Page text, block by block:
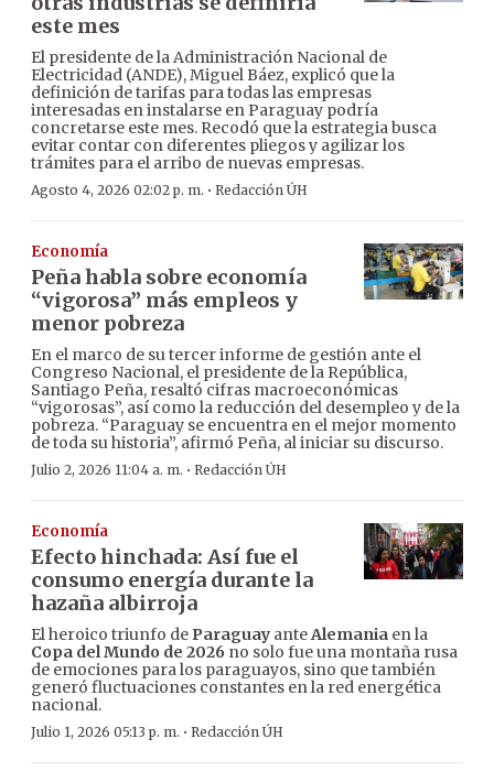
este mes
El presidente de la Administración Nacional de
Electricidad (ANDE), Miguel Báez, explicó que la
definición de tarifas para todas las empresas
interesadas en instalarse en Paraguay podría
concretarse este mes. Recodó que la estrategia busca
evitar contar con diferentes pliegos y agilizar los
trámites para el arribo de nuevas empresas.
Agosto 4, 2026 02:02 p. m. · Redacción ÚH
Economía
Peña habla sobre economía
“vigorosa” más empleos y
menor pobreza
En el marco de su tercer informe de gestión ante el
Congreso Nacional, el presidente de la República,
Santiago Peña, resaltó cifras macroeconómicas
“vigorosas”, así como la reducción del desempleo y de la
pobreza. “Paraguay se encuentra en el mejor momento
de toda su historia”, afirmó Peña, al iniciar su discurso.
Julio 2, 2026 11:04 a. m. · Redacción ÚH
Economía
Efecto hinchada: Así fue el
consumo energía durante la
hazaña albirroja
El heroico triunfo de Paraguay anteAlemania en la
Copa del Mundo de 2026 no solo fue una montaña rusa
de emociones para los paraguayos, sino que también
generó fluctuaciones constantes en la red energética
nacional.
Julio 1, 2026 05:13 p. m. · Redacción ÚH